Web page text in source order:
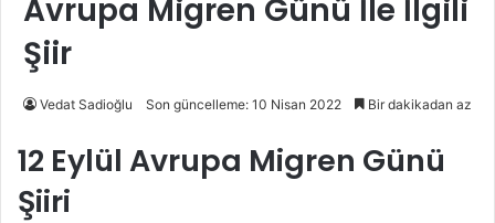
Avrupa Migren Günü İle İlgili
Şiir
Vedat Sadioğlu Son güncelleme: 10 Nisan 2022 Bir dakikadan az
12 Eylül Avrupa Migren Günü
Şiiri